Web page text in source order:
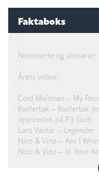
Faktaboks
Nominerte og vinnarar:
Årets video:
Cold Mailman – My
Kvelertak – Kvelertak
opptreden på P3 Gull)
Lars Vaular – Legender
Nico & Vinz – Am I
Nico & Vinz – In Your